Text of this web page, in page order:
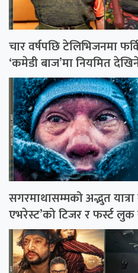
चार वर्षपछि टेलिभिजनमा
‘कमेडी बाज’मा नियमित
सगरमाथासम्मको अद्भुत
एभरेस्ट’को टिजर र फर्स्ट लुक